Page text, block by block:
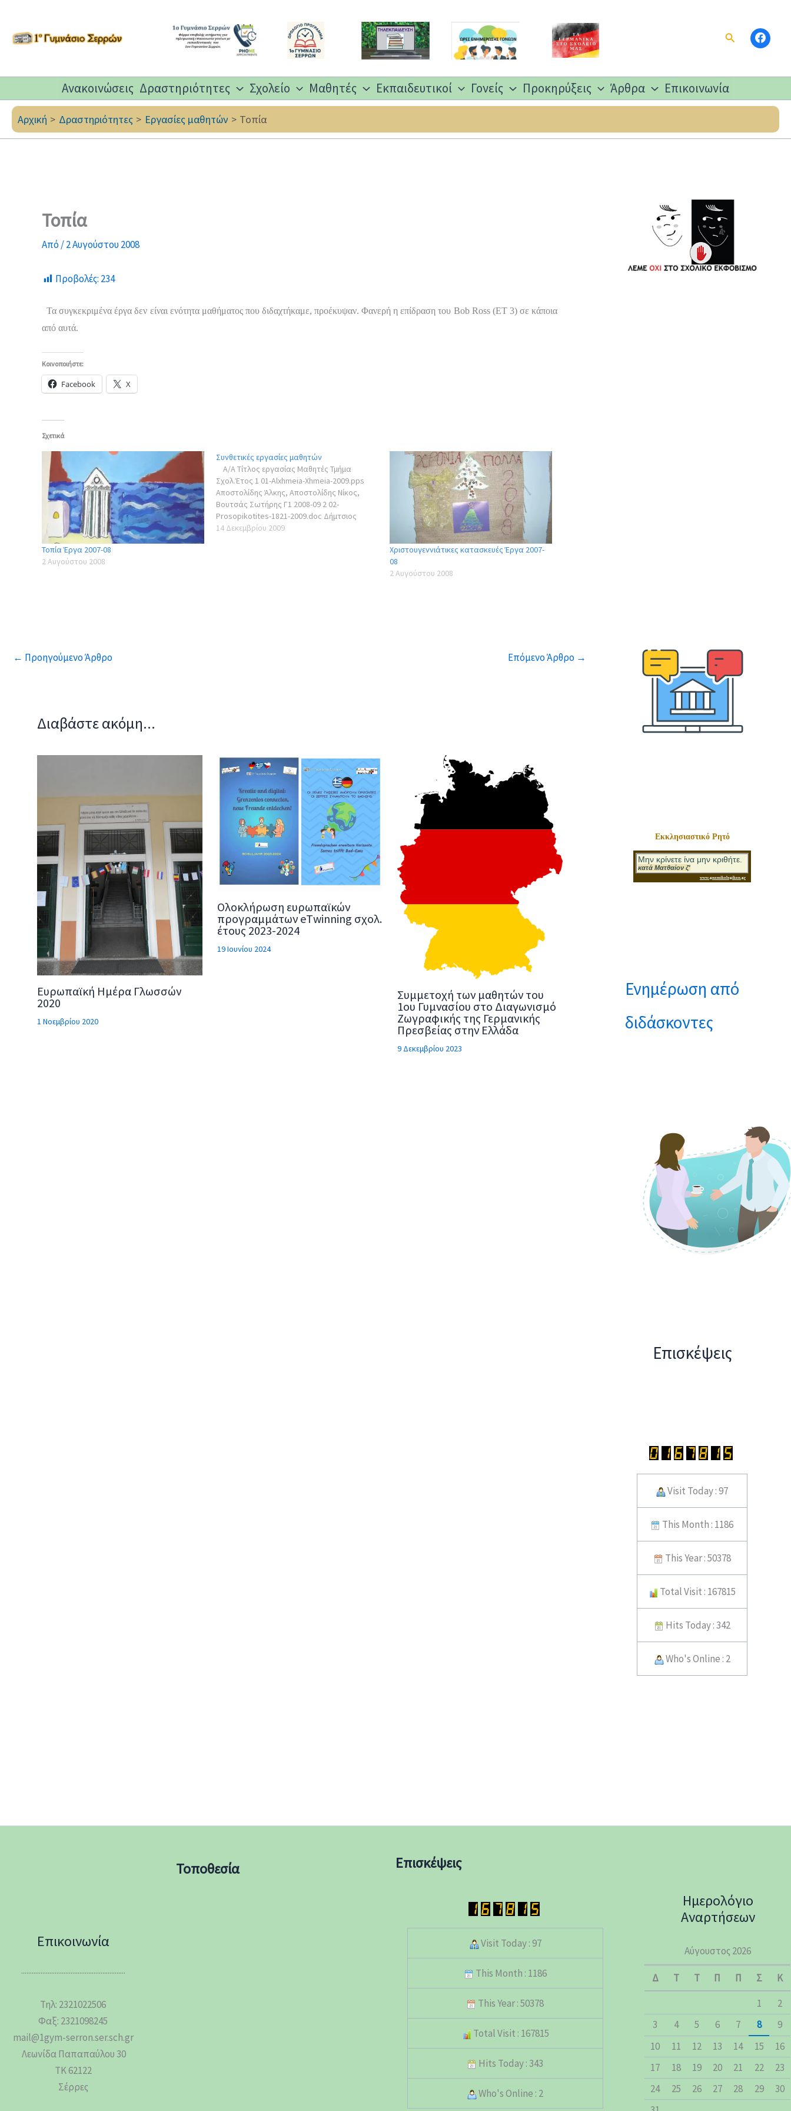
περιεχόμενο
Αναζήτηση
Ανακοινώσεις Δραστηριότητες Σχολείο Μαθητές Εκπαιδευτικοί Γονείς Προκηρύξεις Άρθρα Επικοινωνία
Αρχική Δραστηριότητες Εργασίες μαθητών Τοπία
Τοπία
Από/2 Αυγούστου 2008
Προβολές: 234
Τα συγκεκριμένα έργα δεν είναι ενότητα μαθήματος που διδαχτήκαμε, προέκυψαν. Φανερή η επίδραση του Bob Ross(ΕΤ 3) σε κάποια
από αυτά.
Κοινοποιήστε:
Facebook X
Σχετικά
Τοπία Έργα 2007-08
2 Αυγούστου 2008
Συνθετικές εργασίες μαθητών
Α/Α Τίτλος εργασίας Μαθητές Τμήμα
Σχολ.Έτος 1 01-Alxhmeia-Xhmeia-2009.pps
Αποστολίδης Άλκης, Αποστολίδης Νίκος,
Βουτσάς Σωτήρης Γ1 2008-09 2 02-
Prosopikotites-1821-2009.doc Δήμτσιος
Χρήστος, Γεωργιάδης Πτολεμαίος Γ1 2008-09
14 Δεκεμβρίου 2009
Χριστουγεννιάτικες κατασκευές Έργα 2007-
08
2 Αυγούστου 2008
← Προηγούμενο Άρθρο Επόμενο Άρθρο →
Διαβάστε ακόμη...
Ευρωπαϊκή Ημέρα Γλωσσών
2020
1 Νοεμβρίου 2020
Ολοκλήρωση ευρωπαϊκών
προγραμμάτων eΤwinning σχολ.
έτους 2023-2024
19 Ιουνίου 2024
Συμμετοχή των μαθητών του
1ου Γυμνασίου στο Διαγωνισμό
Ζωγραφικής της Γερμανικής
Πρεσβείας στην Ελλάδα
9 Δεκεμβρίου 2023
Εκκλησιαστικό Ρητό
Ενημέρωση από
διδάσκοντες
Επισκέψεις
Visit Today : 97
This Month : 1186
This Year : 50378
Total Visit : 167815
Hits Today : 342
Who's Online : 2
Επικοινωνία
...........................................................
Τηλ: 2321022506
Φαξ: 2321098245
mail@1gym-serron.ser.sch.gr
Λεωνίδα Παπαπαύλου 30
ΤΚ 62122
Σέρρες
Τοποθεσία Επισκέψεις
Visit Today : 97
This Month : 1186
This Year : 50378
Total Visit : 167815
Hits Today : 343
Who's Online : 2
Ημερολόγιο
Αναρτήσεων
Αύγουστος 2026
Δ Τ Τ Π Π Σ
Κ
1
2
3
4 5 6 7 8
9
10
11 12 13 14 15
16
17
18 19 20 21 22
23
24
25 26 27 28 29
30